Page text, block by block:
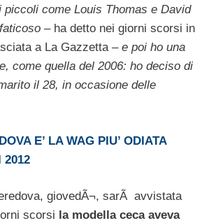
piccoli come Louis Thomas e David
– ha detto nei giorni scorsi in
a La Gazzetta – e poi ho una
come quella del 2006: ho deciso di
il 28, in occasione delle
E’ LA WAG PIU’ ODIATA
2012
giovedÃ¬, sarÃ avvistata
scorsi la modella ceca aveva